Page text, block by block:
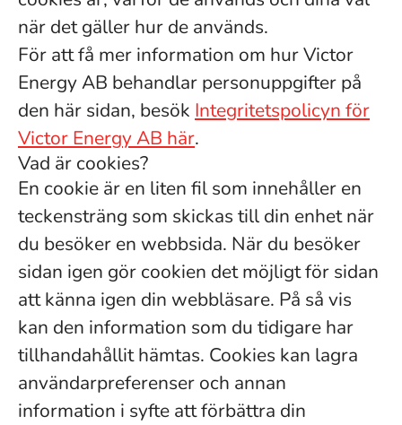
när det gäller hur de används.
För att få mer information om hur Victor
Energy AB behandlar personuppgifter på
den här sidan, besök Integritetspolicyn för
Victor Energy AB här.
Vad är cookies?
En cookie är en liten fil som innehåller en
teckensträng som skickas till din enhet när
du besöker en webbsida. När du besöker
sidan igen gör cookien det möjligt för sidan
att känna igen din webbläsare. På så vis
kan den information som du tidigare har
tillhandahållit hämtas. Cookies kan lagra
användarpreferenser och annan
information i syfte att förbättra din